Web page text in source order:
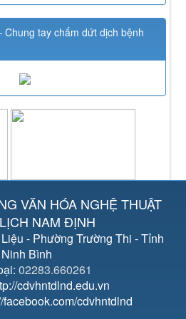
tay chấm dứt dịch bệnh
VĂN HÓA NGHỆ THUẬT
NAM ĐỊNH
- Phường Trường Thi - Tỉnh
Ninh Bình
02283.660261
cdvhntdlnd.edu.vn
facebook.com/cdvhntdlnd